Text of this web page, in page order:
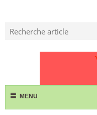
MENU